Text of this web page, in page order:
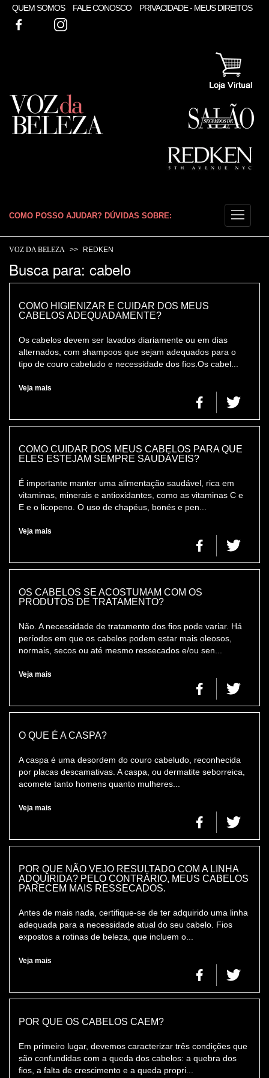
QUEM SOMOS FALE CONOSCO
PRIVACIDADE - MEUS DIREITOS
FACEBOOK
TWITTER
COMO POSSO AJUDAR? DÚVIDAS SOBRE:
COLORAÇÃO
CONSULTORIA DE PRODUTOS REDKEN
VOZ DA BELEZA REDKEN
Busca para: cabelo
COMO HIGIENIZAR E CUIDAR DOS MEUS
CABELOS ADEQUADAMENTE?
Os cabelos devem ser lavados diariamente ou em dias
alternados, com shampoos que sejam adequados para o
tipo de couro cabeludo e necessidade dos fios.Os cabel...
Veja mais
COMO CUIDAR DOS MEUS CABELOS PARA QUE
ELES ESTEJAM SEMPRE SAUDÁVEIS?
É importante manter uma alimentação saudável, rica em
vitaminas, minerais e antioxidantes, como as vitaminas C e
E e o licopeno. O uso de chapéus, bonés e pen...
Veja mais
OS CABELOS SE ACOSTUMAM COM OS
PRODUTOS DE TRATAMENTO?
Não. A necessidade de tratamento dos fios pode variar. Há
períodos em que os cabelos podem estar mais oleosos,
normais, secos ou até mesmo ressecados e/ou sen...
Veja mais
O QUE É A CASPA?
A caspa é uma desordem do couro cabeludo, reconhecida
por placas descamativas. A caspa, ou dermatite seborreica,
acomete tanto homens quanto mulheres...
Veja mais
POR QUE NÃO VEJO RESULTADO COM A LINHA
ADQUIRIDA? PELO CONTRÁRIO, MEUS CABELOS
PARECEM MAIS RESSECADOS.
Antes de mais nada, certifique-se de ter adquirido uma linha
adequada para a necessidade atual do seu cabelo. Fios
expostos a rotinas de beleza, que incluem o...
Veja mais
POR QUE OS CABELOS CAEM?
Em primeiro lugar, devemos caracterizar três condições que
são confundidas com a queda dos cabelos: a quebra dos
fios, a falta de crescimento e a queda propri...